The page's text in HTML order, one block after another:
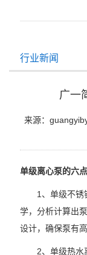
行业新闻
广一
来源：
单级离心泵的六点
1、单级不锈钢
学，分析计算出
设计，确保泵有
2、单级热水离